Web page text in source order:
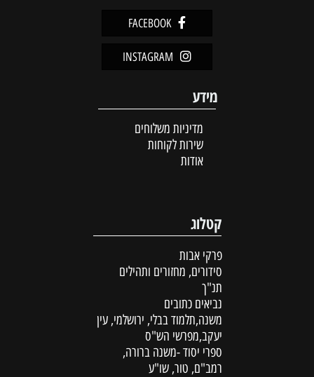
FACEBOOK
INSTAGRAM
מידע
מדיניות משלוחים
שירות לקוחות
אודות
קטלוג
פרקי אבות
סידורים, מחזורים ותהילים
תנ"ך
נביאים כתובים
משנה,תלמוד בבלי, ירושלמי, עין
יעקב,מפרשי הש"ס
ספרי יסוד -משנה ברורה,
רמב"ם, טור, שו"ע